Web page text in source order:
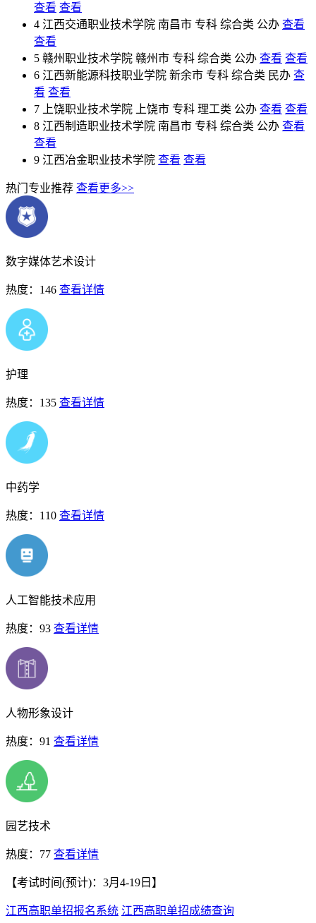
查看 查看
4 江西交通职业技术学院 南昌市 专科 综合类 公办 查看
查看
5 赣州职业技术学院 赣州市 专科 综合类 公办 查看 查看
6 江西新能源科技职业学院 新余市 专科 综合类 民办 查
看 查看
7
上饶职业技术学院 上饶市 专科 理工类 公办 查看 查看
8 江西制造职业技术学院 南昌市 专科 综合类 公办 查看
查看
9 江西冶金职业技术学院 查看 查看
热门专业推荐 查看更多>>
数字媒体艺术设计
热度：146 查看详情
护理
热度：135 查看详情
中药学
热度：110 查看详情
人工智能技术应用
热度：93 查看详情
人物形象设计
热度：91 查看详情
园艺技术
热度：77 查看详情
【考试时间(预计)：3月4-19日】
江西高职单招报名系统 江西高职单招成绩查询